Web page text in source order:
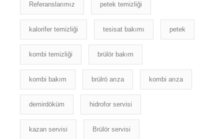
Referanslarımız petek temizliği
kalorifer temizliği tesisat bakımı petek
kombi temizliği brülör bakım
kombi bakım brülrö arıza kombi arıza
demirdöküm hidrofor servisi
kazan servisi Brülör servisi